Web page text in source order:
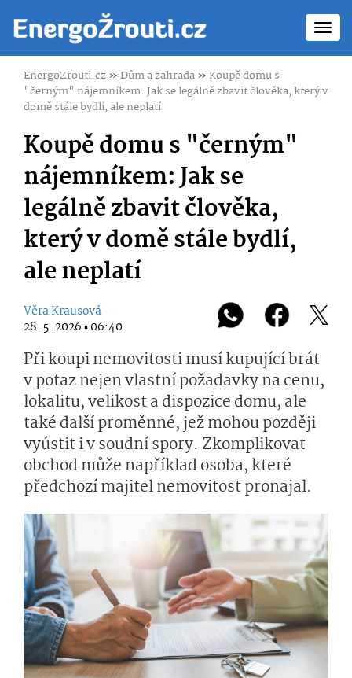
EnergoZrouti.cz»Dům a zahrada»Koupě domu s
"černým" nájemníkem: Jak se legálně zbavit člověka, který v
domě stále bydlí, ale neplatí
Koupě domu s "černým"
nájemníkem: Jak se
legálně zbavit člověka,
který v domě stále bydlí,
ale neplatí
Věra Krausová
28. 5. 2026 ▪ 06:40
Při koupi nemovitosti musí kupující brát
v potaz nejen vlastní požadavky na cenu,
lokalitu, velikost a dispozice domu, ale
také další proměnné, jež mohou později
vyústit i v soudní spory. Zkomplikovat
obchod může například osoba, které
předchozí majitel nemovitost pronajal.